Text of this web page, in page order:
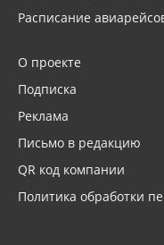
Расписание
О проекте
Подписка
Реклама
Письмо в редакцию
QR код компании
Политика обработки